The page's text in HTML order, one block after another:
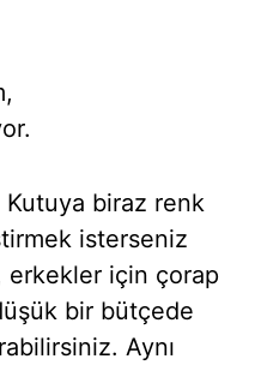
Kutuya biraz renk
isterseniz
erkekler için çorap
bir bütçede
Aynı